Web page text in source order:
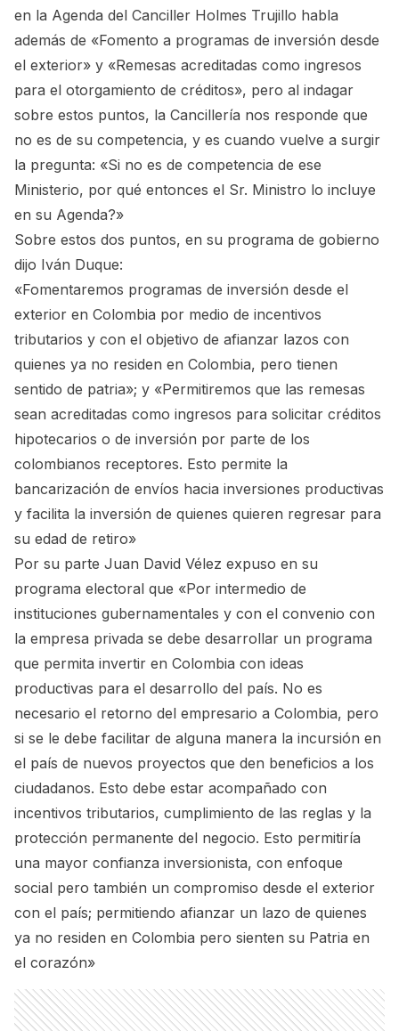
en la Agenda del Canciller Holmes Trujillo habla
además de «Fomento a programas de inversión desde
el exterior» y «Remesas acreditadas como ingresos
para el otorgamiento de créditos», pero al indagar
sobre estos puntos, la Cancillería nos responde que
no es de su competencia, y es cuando vuelve a surgir
la pregunta: «Si no es de competencia de ese
Ministerio, por qué entonces el Sr. Ministro lo incluye
en su Agenda?»
Sobre estos dos puntos, en su programa de gobierno
dijo Iván Duque:
«Fomentaremos programas de inversión desde el
exterior en Colombia por medio de incentivos
tributarios y con el objetivo de afianzar lazos con
quienes ya no residen en Colombia, pero tienen
sentido de patria»; y «Permitiremos que las remesas
sean acreditadas como ingresos para solicitar créditos
hipotecarios o de inversión por parte de los
colombianos receptores. Esto permite la
bancarización de envíos hacia inversiones productivas
y facilita la inversión de quienes quieren regresar para
su edad de retiro»
Por su parte Juan David Vélez expuso en su
programa electoral que «Por intermedio de
instituciones gubernamentales y con el convenio con
la empresa privada se debe desarrollar un programa
que permita invertir en Colombia con ideas
productivas para el desarrollo del país. No es
necesario el retorno del empresario a Colombia, pero
si se le debe facilitar de alguna manera la incursión en
el país de nuevos proyectos que den beneficios a los
ciudadanos. Esto debe estar acompañado con
incentivos tributarios, cumplimiento de las reglas y la
protección permanente del negocio. Esto permitiría
una mayor confianza inversionista, con enfoque
social pero también un compromiso desde el exterior
con el país; permitiendo afianzar un lazo de quienes
ya no residen en Colombia pero sienten su Patria en
el corazón»